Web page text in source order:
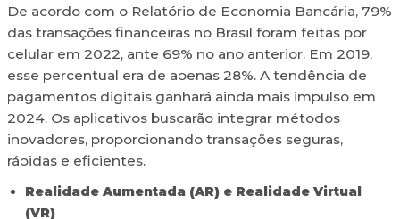
De acordo com o Relatório de Economia Bancária, 79%
das transações financeiras no Brasil foram feitas por
celular em 2022, ante 69% no ano anterior. Em 2019,
esse percentual era de apenas 28%. A tendência de
pagamentos digitais ganhará ainda mais impulso em
2024. Os aplicativos buscarão integrar métodos
inovadores, proporcionando transações seguras,
rápidas e eficientes.
Realidade Aumentada (AR) e Realidade Virtual
(VR)